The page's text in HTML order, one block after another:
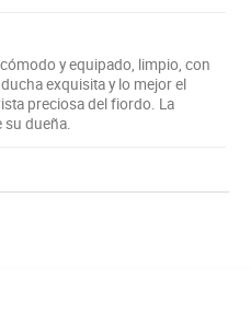
y equipado, limpio, con
exquisita y lo mejor el
preciosa del fiordo. La
su dueña.